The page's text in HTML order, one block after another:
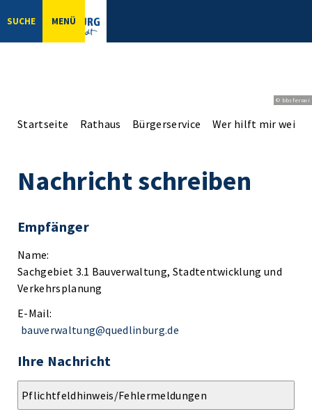
SUCHE MENÜ
© bbsferrari
Startseite Rathaus Bürgerservice Wer hilft mir
Nachricht schreiben
Empfänger
Name:
Sachgebiet 3.1 Bauverwaltung, Stadtentwicklung und
Verkehrsplanung
E-Mail:
bauverwaltung@quedlinburg.de
Ihre Nachricht